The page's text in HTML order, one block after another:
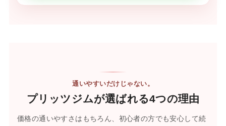
通いやすいだけじゃない。
プリッツジムが選ばれる4つの理由
価格の通いやすさはもちろん、初心者の方でも安心して続